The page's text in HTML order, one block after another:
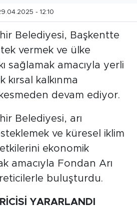
Belediyesi, arı
ekonomik
amacıyla Fondan Arı
buluşturdu.
YARARLANDI
(AKS) kayıtlı olan ve
faaliyetini sürdüren tüm
yüzde 75’i hibe
paylı olarak
başvuru
668 arı yetiştiricisi